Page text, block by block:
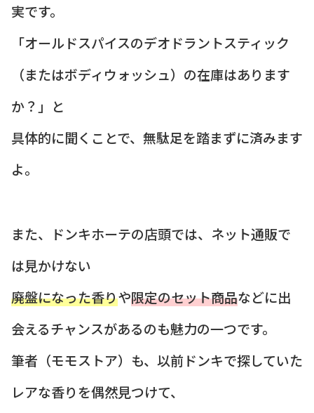
実です。
「オールドスパイスのデオドラントスティック
（またはボディウォッシュ）の在庫はあります
か？」と
具体的に聞くことで、無駄足を踏まずに済みます
よ。
また、ドンキホーテの店頭では、ネット通販で
は見かけない
廃盤になった香りや限定のセット商品などに出
会えるチャンスがあるのも魅力の一つです。
筆者（モモストア）も、以前ドンキで探していた
レアな香りを偶然見つけて、